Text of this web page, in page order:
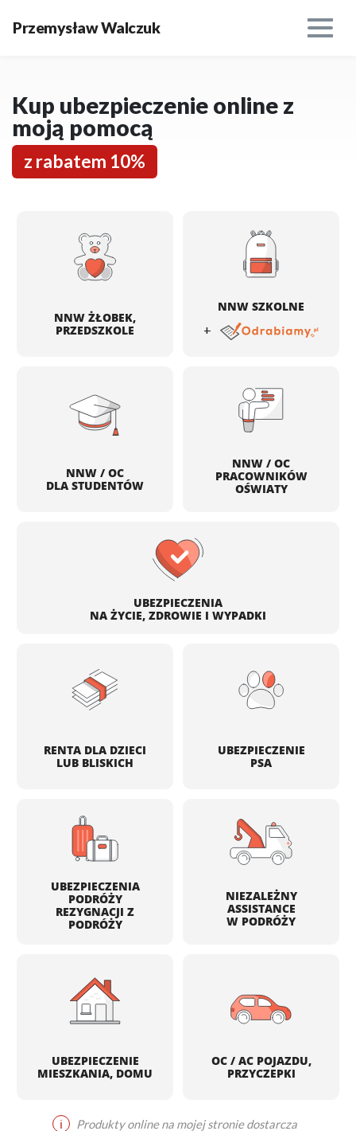
Przemysław Walczuk
Kup ubezpieczenie online z
moją pomocą
z rabatem 10%
NNW ŻŁOBEK,
PRZEDSZKOLE
NNW SZKOLNE
+
NNW / OC
DLA STUDENTÓW
NNW / OC
PRACOWNIKÓW
OŚWIATY
UBEZPIECZENIA
NA ŻYCIE, ZDROWIE I WYPADKI
RENTA DLA DZIECI
LUB BLISKICH
UBEZPIECZENIE
PSA
UBEZPIECZENIA
PODRÓŻY
REZYGNACJI Z
PODRÓŻY
NIEZALEŻNY
ASSISTANCE
W PODRÓŻY
UBEZPIECZENIE
MIESZKANIA, DOMU
OC / AC POJAZDU,
PRZYCZEPKI
ℹ
Produkty online na mojej stronie dostarcza